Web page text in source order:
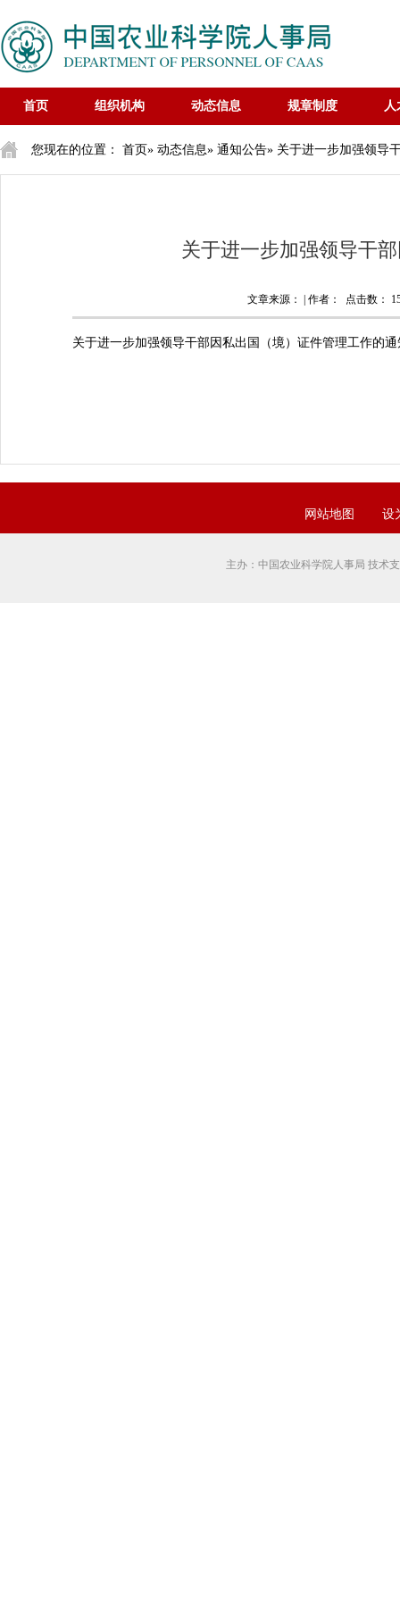
首页 组织机构 动态信息 规章制度 人
您现在的位置： 首页» 动态信息» 通知公告» 关于进一步加强领导
关于进一步加强领导干
文章来源： | 作者： 点击数：
关于进一步加强领导干部因私出国（境）证件管理工作的通
网站地图 设
主办：中国农业科学院人事局 技术